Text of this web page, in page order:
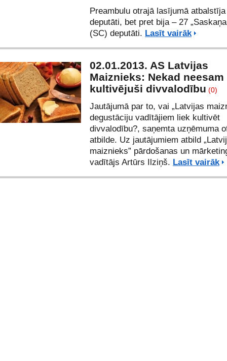
Preambulu otrajā lasījumā atbalstīja
deputāti, bet pret bija – 27
(SC) deputāti. Lasīt vairāk
02.01.2013. AS Latvijas
Maiznieks: Nekad neesam
kultivējuši divvalodību (0)
Jautājumā par to, vai „Latvijas
degustāciju vadītājiem liek kultivēt
divvalodību?, saņemta uzņēmuma
atbilde. Uz jautājumiem atbild
maiznieks” pārdošanas un
vadītājs Artūrs Ilziņš. Lasīt vairāk